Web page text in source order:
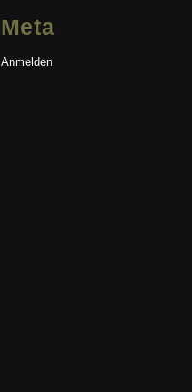
Meta
Anmelden